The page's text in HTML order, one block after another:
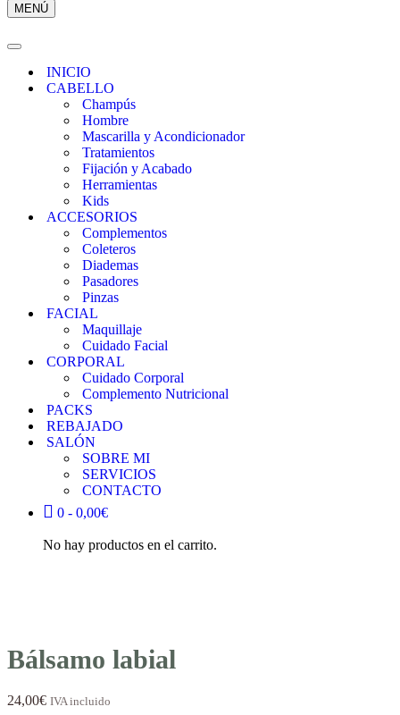
MENÚ
Menú
Menú
navegación
INICIO
CABELLO
Champús
Hombre
Mascarilla y Acondicionador
Tratamientos
Fijación y Acabado
Herramientas
Kids
ACCESORIOS
Complementos
Coleteros
Diademas
Pasadores
Pinzas
FACIAL
Maquillaje
Cuidado Facial
CORPORAL
Cuidado Corporal
Complemento Nutricional
PACKS
REBAJADO
SALÓN
SOBRE MI
SERVICIOS
CONTACTO
0 - 0,00€
No hay productos en el carrito.
Bálsamo labial
24,00€ IVA incluido